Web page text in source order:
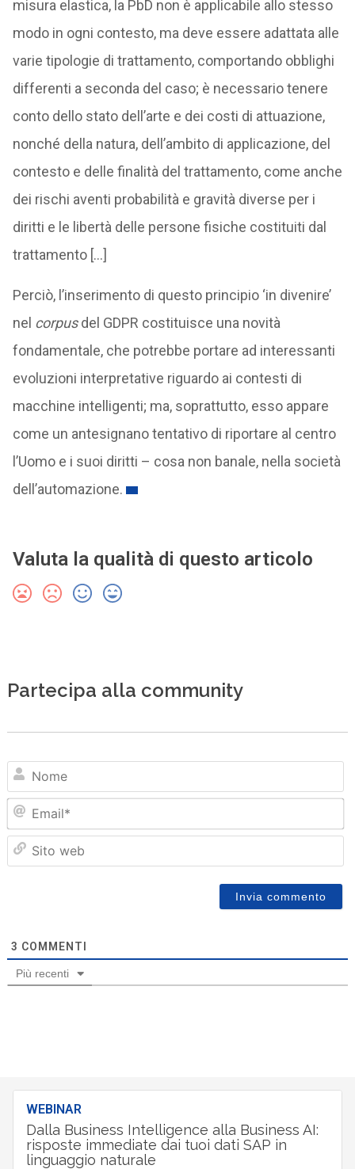
misura elastica, la PbD non è applicabile allo stesso
modo in ogni contesto, ma deve essere adattata alle
varie tipologie di trattamento, comportando obblighi
differenti a seconda del caso; è necessario tenere
conto dello stato dell’arte e dei costi di attuazione,
nonché della natura, dell’ambito di applicazione, del
contesto e delle finalità del trattamento, come anche
dei rischi aventi probabilità e gravità diverse per i
diritti e le libertà delle persone fisiche costituiti dal
trattamento […]
Perciò, l’inserimento di questo principio ‘in divenire’
nel corpusdel GDPR costituisce una novità
fondamentale, che potrebbe portare ad interessanti
evoluzioni interpretative riguardo ai contesti di
macchine intelligenti; ma, soprattutto, esso appare
come un antesignano tentativo di riportare al centro
l’Uomo e i suoi diritti – cosa non banale, nella società
dell’automazione.
Valuta la qualità di questo articolo
Partecipa alla community
3 COMMENTI
Più recenti
WEBINAR
Dalla Business Intelligence alla Business AI:
risposte immediate dai tuoi dati SAP in
linguaggio naturale